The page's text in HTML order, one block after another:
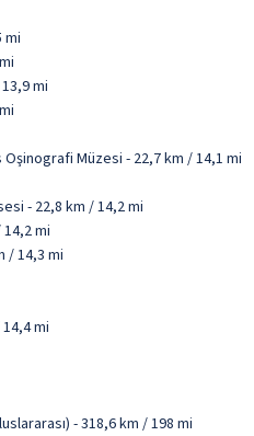
mi
mi
Müzesi - 22,7 km / 14,1 mi
- 22,8 km / 14,2 mi
mi
/ 14,3 mi
mi
- 318,6 km / 198 mi